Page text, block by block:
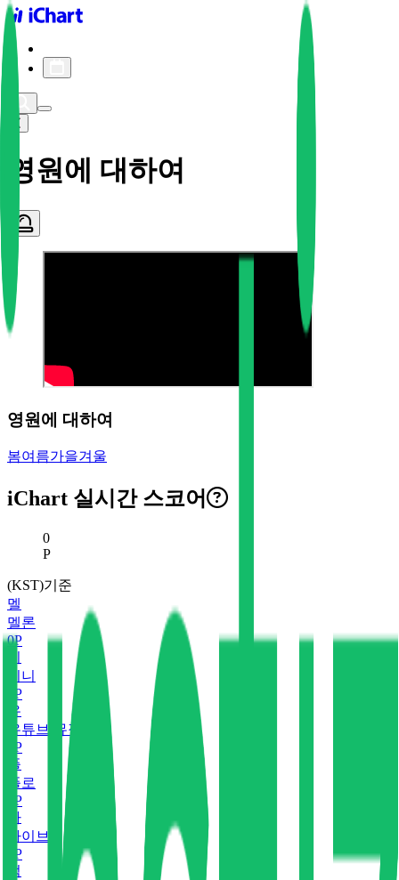
iChart logo
영원에 대하여
영원에 대하여
봄여름가을겨울
iChart 실시간 스코어
현재 스코어
0
P
(KST)기준
멜
멜론
0P
지니
P
유
유튜브 뮤직
P
플
플로
P
바
바이브
P
벅